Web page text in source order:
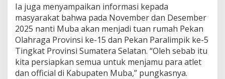
Ia juga menyampaikan informasi kepada
masyarakat bahwa pada November dan Desember
2025 nanti Muba akan menjadi tuan rumah Pekan
Olahraga Provinsi ke-15 dan Pekan Paralimpik ke-5
Tingkat Provinsi Sumatera Selatan. “Oleh sebab itu
kita persiapkan semua untuk menjamu para atlet
dan official di Kabupaten Muba,” pungkasnya.